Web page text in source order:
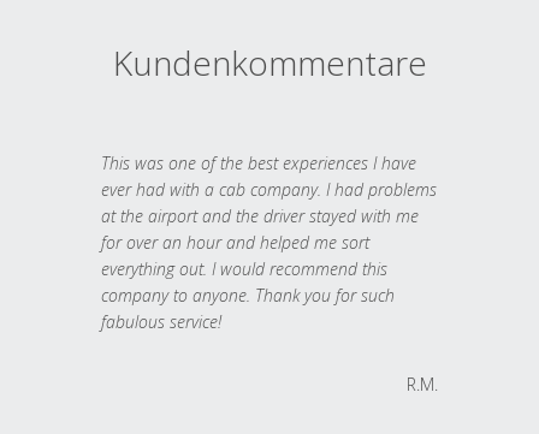
Kundenkommentare
This was one of the best experiences I have
ever had with a cab company. I had problems
at the airport and the driver stayed with me
for over an hour and helped me sort
everything out. I would recommend this
company to anyone. Thank you for such
fabulous service!
R.M.